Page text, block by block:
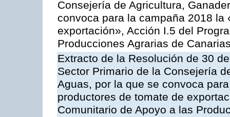
Consejería de Agricultura,
convoca para la campaña 2018
exportación», Acción I.5 del
Producciones Agrarias de
Extracto de la Resolución de 30
Sector Primario de la Consejería
Aguas, por la que se convoca
productores de tomate de
Comunitario de Apoyo a las